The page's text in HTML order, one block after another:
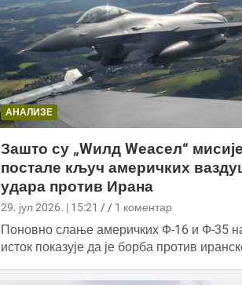
АНАЛИЗЕ
Зашто су „Wилд Wеасел“ мисије
постале кључ америчких
удара против Ирана
29. јул 2026. | 15:21 1 коментар
Поновно слање америчких Ф-16 и Ф-35
исток показује да је борба против